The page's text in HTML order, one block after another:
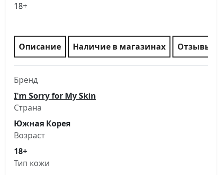
18+
Описание Наличие в магазинах Отзывы
Бренд
I'm Sorry for My Skin
Страна
Южная Корея
Возраст
18+
Тип кожи